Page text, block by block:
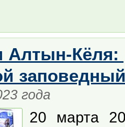
Алтын-Кёля:
года
20 марта